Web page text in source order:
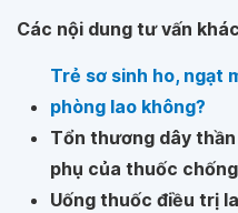
Các nội dung tư vấn khác
Trẻ sơ sinh ho, ngạt
phòng lao không?
Tổn thương dây
phụ của thuốc
Uống thuốc điều trị